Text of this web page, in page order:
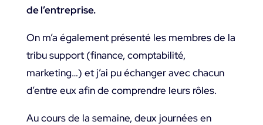
de l’entreprise.
On m’a également présenté les membres de la
tribu support (finance, comptabilité,
marketing…) et j’ai pu échanger avec chacun
d’entre eux afin de comprendre leurs rôles.
Au cours de la semaine, deux journées en